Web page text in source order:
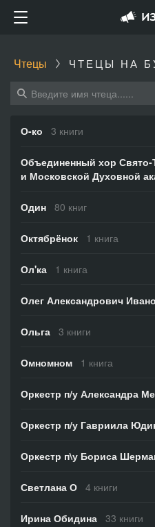
Чтецы ЧТЕЦЫ НА
О-ко 3 книги
Объединенный хор
и Московской Духовной
Один 80 книг
Октябрёнок 1 книга
Ол'ка 1 книга
Олег Александрович
Ольга 3 книги
Омномном 1 книга
Оркестр п/у Александра
Оркестр п/у Гавриила
Оркестр п\у Бориса
Светлана О 4 книги
Ирина Обидина 33 книги